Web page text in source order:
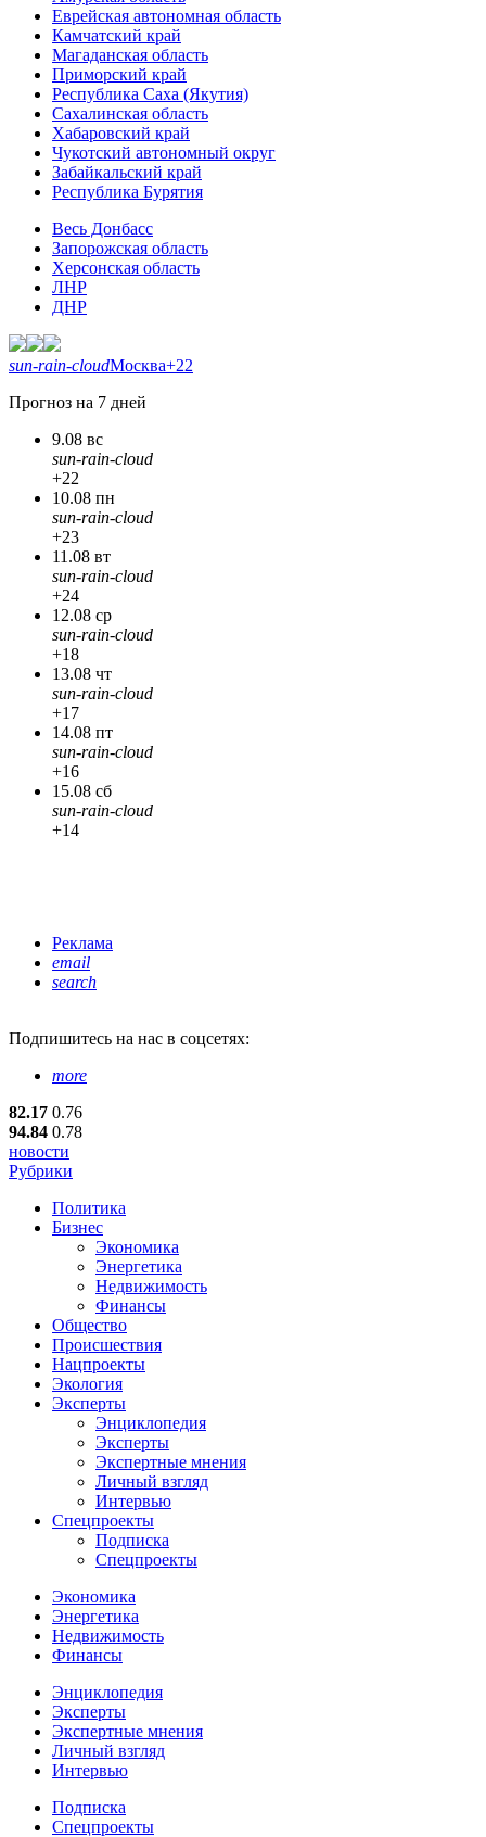
Еврейская автономная область
Камчатский край
Магаданская область
Приморский край
Республика Саха (Якутия)
Сахалинская область
Хабаровский край
Чукотский автономный округ
Забайкальский край
Республика Бурятия
Весь Донбасс
Запорожская область
Херсонская область
ЛНР
ДНР
sun-rain-cloudМосква+22
Прогноз на 7 дней
9.08 вс
sun-rain-cloud
+22
10.08 пн
sun-rain-cloud
+23
11.08 вт
sun-rain-cloud
+24
12.08 ср
sun-rain-cloud
+18
13.08 чт
sun-rain-cloud
+17
14.08 пт
sun-rain-cloud
+16
15.08 сб
sun-rain-cloud
+14
Реклама
email
search
Подпишитесь на нас в соцсетях:
more
82.17 0.76
94.84 0.78
новости
Рубрики
Политика
Бизнес
Экономика
Энергетика
Недвижимость
Финансы
Общество
Происшествия
Нацпроекты
Экология
Эксперты
Энциклопедия
Эксперты
Экспертные мнения
Личный взгляд
Интервью
Спецпроекты
Подписка
Спецпроекты
Экономика
Энергетика
Недвижимость
Финансы
Энциклопедия
Эксперты
Экспертные мнения
Личный взгляд
Интервью
Подписка
Спецпроекты